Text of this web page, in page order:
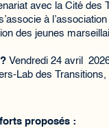
avec la Cité des
à
des jeunes
Vendredi 24 avril
Lab des Transitions,
proposés :